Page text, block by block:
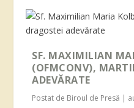
SF. MAXIMILIAN
(OFMCONV),
ADEVĂRATE
Postat de Biroul de Presă |